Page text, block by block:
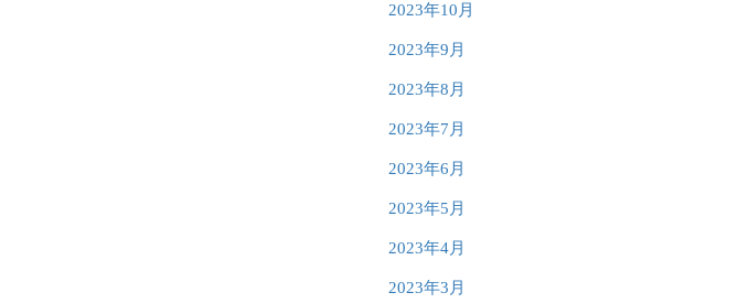
2023年10月
2023年9月
2023年8月
2023年7月
2023年6月
2023年5月
2023年4月
2023年3月